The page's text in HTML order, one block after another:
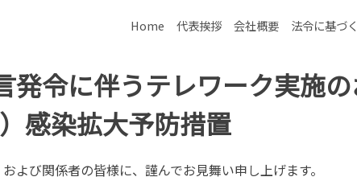
派遣を行っております。 人材業界全体として、コンサルタ
Home 代表挨拶 会社概要 法令に基づ
発令に伴うテレワーク実施
感染拡大予防措置
よび関係者の皆様に、謹んでお見舞い申し上げます。